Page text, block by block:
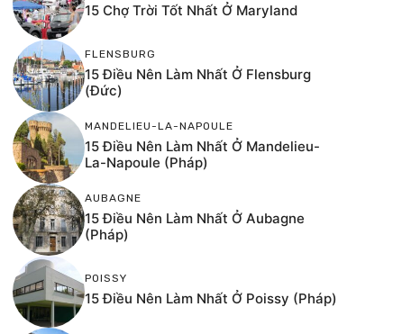
15 Chợ Trời Tốt Nhất Ở Maryland
FLENSBURG
15 Điều Nên Làm Nhất Ở Flensburg
(Đức)
MANDELIEU-LA-NAPOULE
15 Điều Nên Làm Nhất Ở Mandelieu-
La-Napoule (Pháp)
AUBAGNE
15 Điều Nên Làm Nhất Ở Aubagne
(Pháp)
POISSY
15 Điều Nên Làm Nhất Ở Poissy (Pháp)